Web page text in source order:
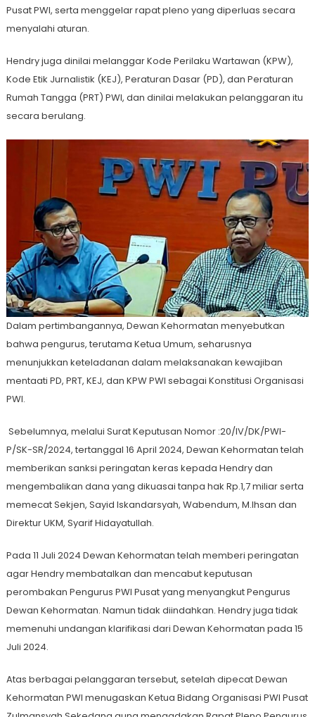
Pusat PWI, serta menggelar rapat pleno yang diperluas secara
menyalahi aturan.
Hendry juga dinilai melanggar Kode Perilaku Wartawan (KPW),
Kode Etik Jurnalistik (KEJ), Peraturan Dasar (PD), dan Peraturan
Rumah Tangga (PRT) PWI, dan dinilai melakukan pelanggaran itu
secara berulang.
Dalam pertimbangannya, Dewan Kehormatan menyebutkan
bahwa pengurus, terutama Ketua Umum, seharusnya
menunjukkan keteladanan dalam melaksanakan kewajiban
mentaati PD, PRT, KEJ, dan KPW PWI sebagai Konstitusi Organisasi
PWI.
Sebelumnya, melalui Surat Keputusan Nomor :20/IV/DK/PWI-
P/SK-SR/2024, tertanggal 16 April 2024, Dewan Kehormatan telah
memberikan sanksi peringatan keras kepada Hendry dan
mengembalikan dana yang dikuasai tanpa hak Rp.1,7 miliar serta
memecat Sekjen, Sayid Iskandarsyah, Wabendum, M.Ihsan dan
Direktur UKM, Syarif Hidayatullah.
Pada 11 Juli 2024 Dewan Kehormatan telah memberi peringatan
agar Hendry membatalkan dan mencabut keputusan
perombakan Pengurus PWI Pusat yang menyangkut Pengurus
Dewan Kehormatan. Namun tidak diindahkan. Hendry juga tidak
memenuhi undangan klarifikasi dari Dewan Kehormatan pada 15
Juli 2024.
Atas berbagai pelanggaran tersebut, setelah dipecat Dewan
Kehormatan PWI menugaskan Ketua Bidang Organisasi PWI Pusat